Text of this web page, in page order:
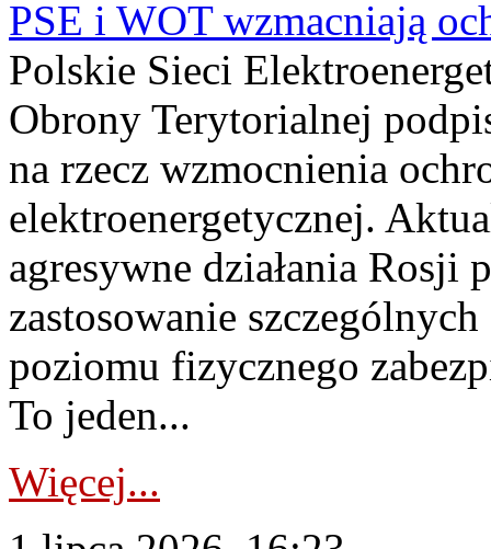
PSE i WOT wzmacniają
Polskie Sieci
Obrony Terytorialnej
na rzecz wzmocnienia
elektroenergetycznej.
agresywne działania Rosji
zastosowanie
poziomu fizycznego
To jeden...
Więcej...